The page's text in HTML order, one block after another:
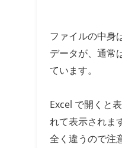
ファイルの中身
データが、通常
ています。
Excel で開くと
れて表示されま
全く違うので注